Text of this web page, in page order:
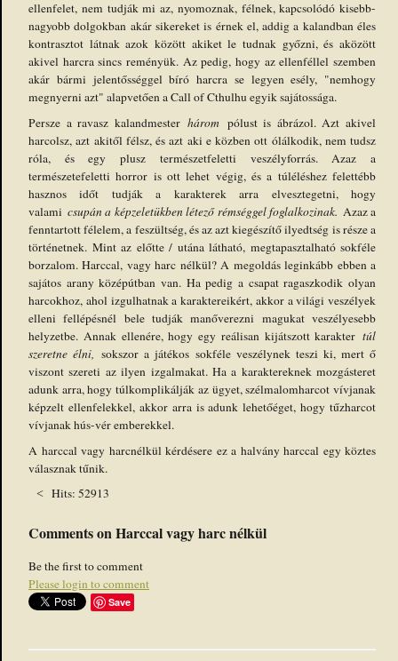
ellenfelet, nem tudják mi az, nyomoznak, félnek, kapcsolódó kisebb-
nagyobb dolgokban akár sikereket is érnek el, addig a kalandban éles
kontrasztot látnak azok között akiket le tudnak győzni, és aközött
akivel harcra sincs reményük. Az pedig, hogy az ellenféllel szemben
akár bármi jelentősséggel bíró harcra se legyen esély, "nemhogy
megnyerni azt" alapvetően a Call of Cthulhu egyik sajátossága.
Persze a ravasz kalandmesterhárom pólust is ábrázol. Azt akivel
harcolsz, azt akitől félsz, és azt aki e közben ott ólálkodik, nem tudsz
róla, és egy plusz természetfeletti veszélyforrás. Azaz a
természetefeletti horror is ott lehet végig, és a túléléshez felettébb
hasznos időt tudják a karakterek arra elvesztegetni, hogy
valami csupán a képzeletükben létező rémséggel foglalkozinak. Azaz a
fenntartott félelem, a feszültség, és az azt kiegészítő ilyedtség is része a
történetnek. Mint az előtte / utána látható, megtapasztalható sokféle
borzalom. Harccal, vagy harc nélkül? A megoldás leginkább ebben a
sajátos arany középútban van. Ha pedig a csapat ragaszkodik olyan
harcokhoz, ahol izgulhatnak a karaktereikért, akkor a világi veszélyek
elleni fellépésnél bele tudják manőverezni magukat veszélyesebb
helyzetbe. Annak ellenére, hogy egy reálisan kijátszott karakter túl
szeretne élni,sokszor a játékos sokféle veszélynek teszi ki, mert ő
viszont szereti az ilyen izgalmakat. Ha a karaktereknek mozgásteret
adunk arra, hogy túlkomplikálják az ügyet, szélmalomharcot vívjanak
képzelt ellenfelekkel, akkor arra is adunk lehetőéget, hogy tűzharcot
vívjanak hús-vér emberekkel.
A harccal vagy harcnélkül kérdésere ez a halvány harccal egy köztes
válasznak tűnik.
Hits: 52913
Comments on Harccal vagy harc nélkül
Be the first to comment
Please login to comment
Save